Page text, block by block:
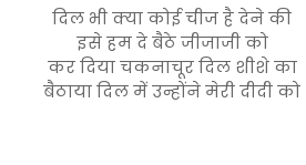
दिल भी क्या कोई चीज है देने की
इसे हम दे बैठे जीजाजी को
कर दिया चकनाचूर दिल शीशे का
बैठाया दिल में उन्होंने मेरी दीदी को